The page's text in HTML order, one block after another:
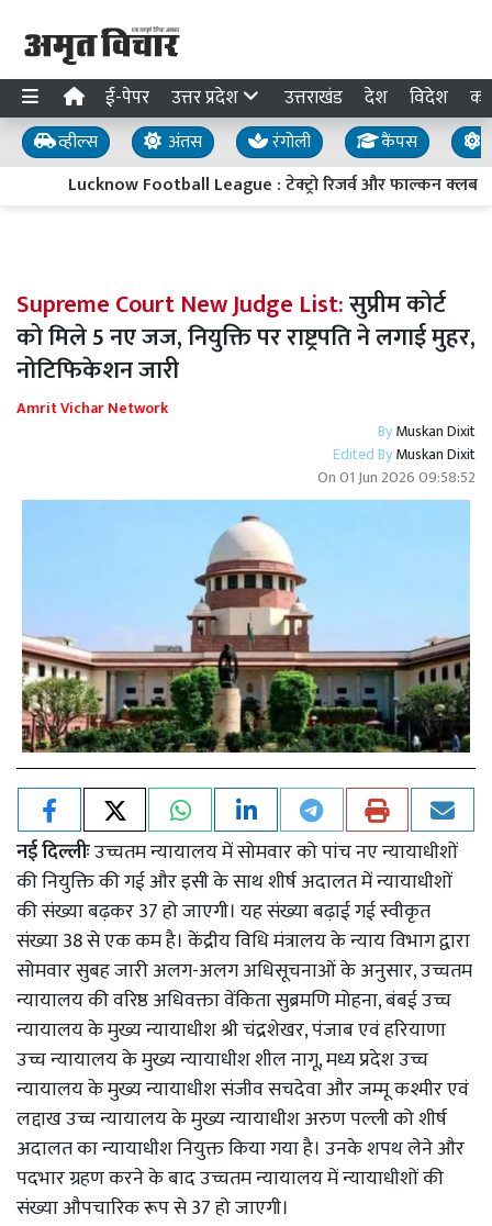
ई-पेपर उत्तर प्रदेश उत्तराखंड देश विदेश
व्हील्स अंतस रंगोली कैंपस
Lucknow Football League : टेक्ट्रो रिजर्व और फाल्कन क्लब
Supreme Court New Judge List:सुप्रीम कोर्ट
को मिले 5 नए जज, नियुक्ति पर राष्ट्रपति ने लगाई मुहर,
नोटिफिकेशन जारी
Amrit Vichar Network
ByMuskan Dixit
Edited ByMuskan Dixit
On01 Jun 2026 09:58:52
नई दिल्लीःउच्चतम न्यायालय में सोमवार को पांच नए न्यायाधीशों
की नियुक्ति की गई और इसी के साथ शीर्ष अदालत में न्यायाधीशों
की संख्या बढ़कर 37 हो जाएगी। यह संख्या बढ़ाई गई स्वीकृत
संख्या 38 से एक कम है। केंद्रीय विधि मंत्रालय के न्याय विभाग द्वारा
सोमवार सुबह जारी अलग-अलग अधिसूचनाओं के अनुसार, उच्चतम
न्यायालय की वरिष्ठ अधिवक्ता वेंकिता सुब्रमणि मोहना, बंबई उच्च
न्यायालय के मुख्य न्यायाधीश श्री चंद्रशेखर, पंजाब एवं हरियाणा
उच्च न्यायालय के मुख्य न्यायाधीश शील नागू, मध्य प्रदेश उच्च
न्यायालय के मुख्य न्यायाधीश संजीव सचदेवा और जम्मू कश्मीर एवं
लद्दाख उच्च न्यायालय के मुख्य न्यायाधीश अरुण पल्ली को शीर्ष
अदालत का न्यायाधीश नियुक्त किया गया है। उनके शपथ लेने और
पदभार ग्रहण करने के बाद उच्चतम न्यायालय में न्यायाधीशों की
संख्या औपचारिक रूप से 37 हो जाएगी।